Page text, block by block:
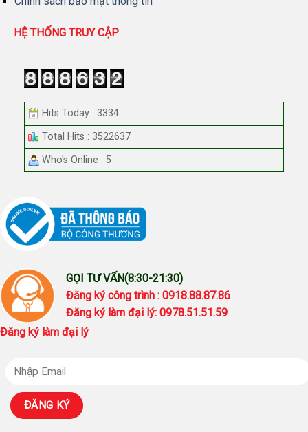
HỆ THỐNG TRUY CẬP
Hits Today : 3334
Total Hits : 3522637
Who's Online : 5
GỌI TƯ VẤN(8:30-21:30)
Đăng ký công trình : 0918.88.87.86
Đăng ký làm đại lý: 0978.51.51.59
Đăng ký làm đại lý